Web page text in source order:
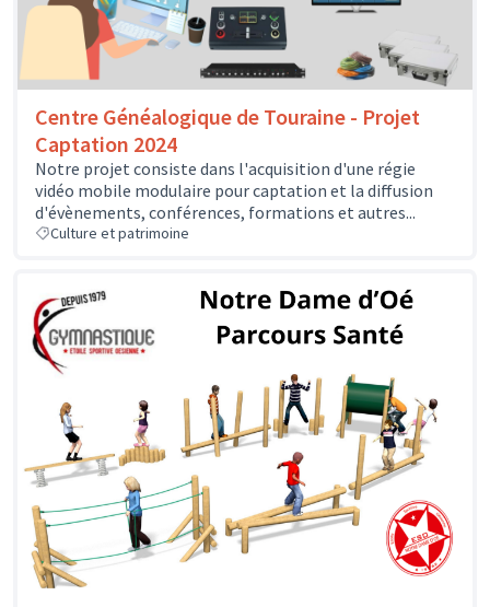
Centre Généalogique de Touraine - Projet
Captation 2024
Notre projet consiste dans l'acquisition d'une régie
vidéo mobile modulaire pour captation et la diffusion
d'évènements, conférences, formations et autres...
Culture et patrimoine